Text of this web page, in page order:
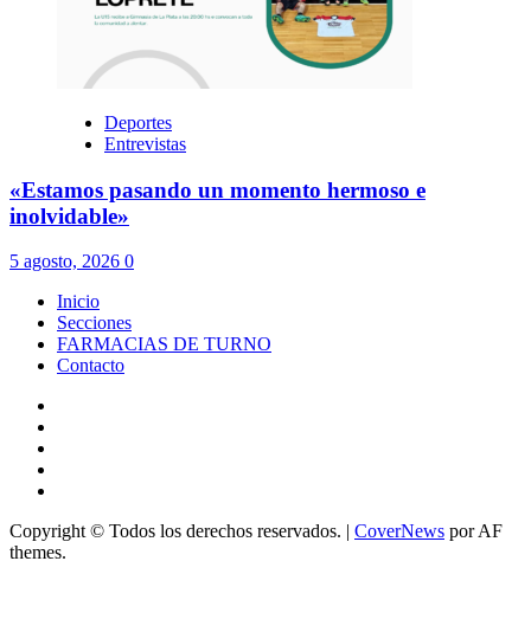
Deportes
Entrevistas
«Estamos pasando un momento hermoso e
inolvidable»
5 agosto, 2026 0
Inicio
Secciones
FARMACIAS DE TURNO
Contacto
Copyright © Todos los derechos reservados. | CoverNews por AF
themes.